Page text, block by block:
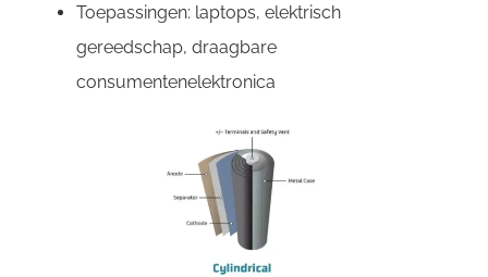
Toepassingen: laptops, elektrisch
gereedschap, draagbare
consumentenelektronica